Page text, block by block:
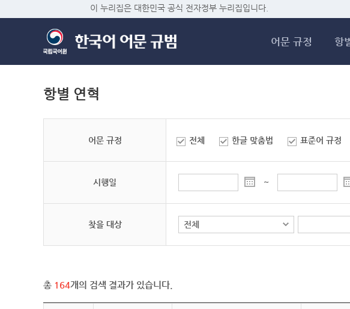
이 누리집은 대한민국 공식 전자정부 누리집입니다.
어문 규정 항
항별 연혁
어문 규정 전체 한글 맞춤법 표준어 규정
시행일 ~
찾을 대상
총 164개의 검색 결과가 있습니다.